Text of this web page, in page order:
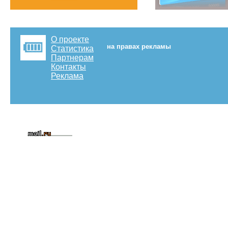
О проекте
Статистика
Партнерам
Контакты
Реклама
на правах рекламы